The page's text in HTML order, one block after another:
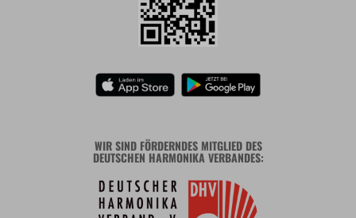
WIR SIND FÖRDERNDES MITGLIED DES
DEUTSCHEN HARMONIKA VERBANDES: